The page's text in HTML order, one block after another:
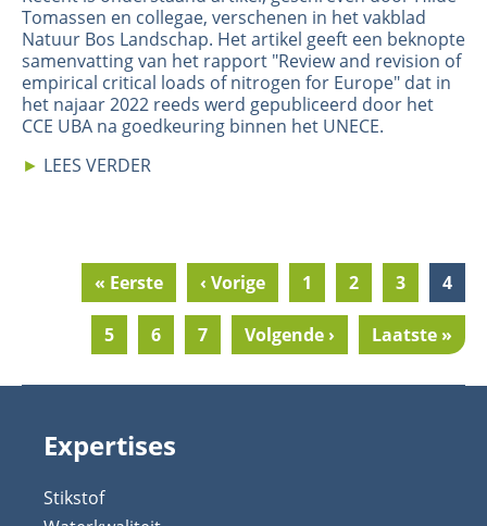
Tomassen en collegae, verschenen in het vakblad
Natuur Bos Landschap. Het artikel geeft een beknopte
samenvatting van het rapport "Review and revision of
empirical critical loads of nitrogen for Europe" dat in
het najaar 2022 reeds werd gepubliceerd door het
CCE UBA na goedkeuring binnen het UNECE.
► LEES VERDER
Pagination
First
page
« Eerste
Previous
page
‹ Vorige Pagina
1 Pagina
2 Pagina
3
page
4
Pagina
5 Pagina
6 Pagina
7
Next
page
Volgende ›
Last
page
Laatste »
Expertises
Stikstof